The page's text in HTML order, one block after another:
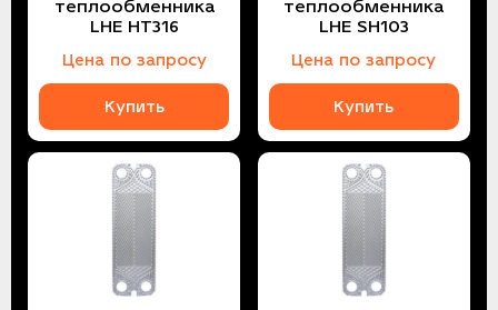
теплообменника
LHE HT316
Цена по запросу
Купить
теплообменника
LHE SH103
Цена по запросу
Купить